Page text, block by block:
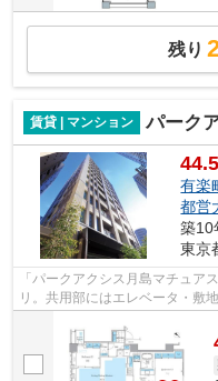
残り
賃貸 | マンション パークア
有楽
都営
築10
東京
「パークアクシス月島マチュア
リ。共用部にはエレベータ・敷
揃っているので便利です。周辺